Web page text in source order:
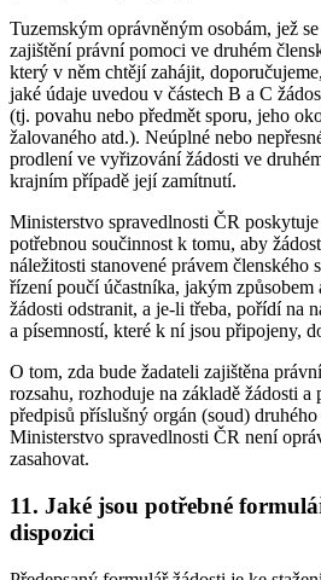
Tuzemským oprávněným osobám, jež
zajištění právní pomoci ve druhém
který v něm chtějí zahájit,
jaké údaje uvedou v částech B a C
(tj. povahu nebo předmět sporu, jeho
žalovaného atd.). Neúplné nebo
prodlení ve vyřizování žádosti ve
krajním případě její zamítnutí.
Ministerstvo spravedlnosti ČR
potřebnou součinnost k tomu, aby
náležitosti stanovené právem členského
řízení poučí účastníka, jakým způsobem
žádosti odstranit, a je-li třeba, pořídí na
a písemností, které k ní jsou připojeny,
O tom, zda bude žadateli zajištěna
rozsahu, rozhoduje na základě žádosti a
předpisů příslušný orgán (soud)
Ministerstvo spravedlnosti ČR není
zasahovat.
11. Jaké jsou potřebné
dispozici